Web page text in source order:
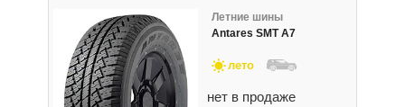
Летние шины
Antares SMT A7
лето
нет в продаже